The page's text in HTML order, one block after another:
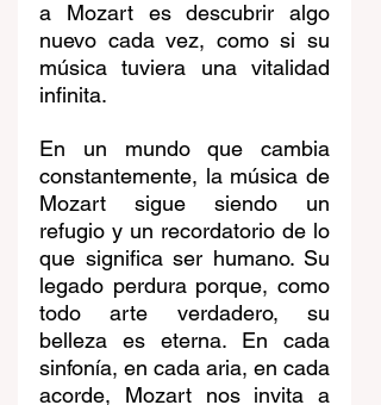
a Mozart es descubrir algo
nuevo cada vez, como si su
música tuviera una vitalidad
infinita.
En un mundo que cambia
constantemente, la música de
Mozart sigue siendo un
refugio y un recordatorio de lo
que significa ser humano. Su
legado perdura porque, como
todo arte verdadero, su
belleza es eterna. En cada
sinfonía, en cada aria, en cada
acorde, Mozart nos invita a